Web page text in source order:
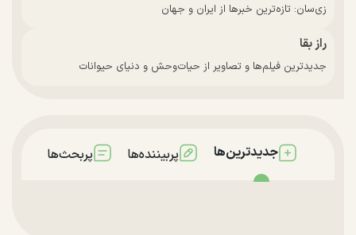
زی‌سان: تازه‌ترین خبرها از ایران و جهان
راز بقا
جدیدترین فیلم‌ها و تصاویر از حیات‌وحش و دنیای حیوانات
جدیدترین‌ها پربیننده‌ها پربحث‌ها